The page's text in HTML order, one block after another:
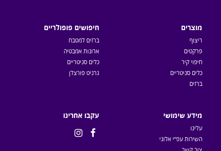
מוצרים
ריצוף
פרקטים
חיפוי קיר
כלים סניטריים
ברזים
חיפושים פופולריים
ברזים למטבח
ארונות אמבטיה
כלים סניטריים
גרניט פורצלן
מידע שימושי
עלינו
השירות עפ״י אלוני
עקבו אחרינו

